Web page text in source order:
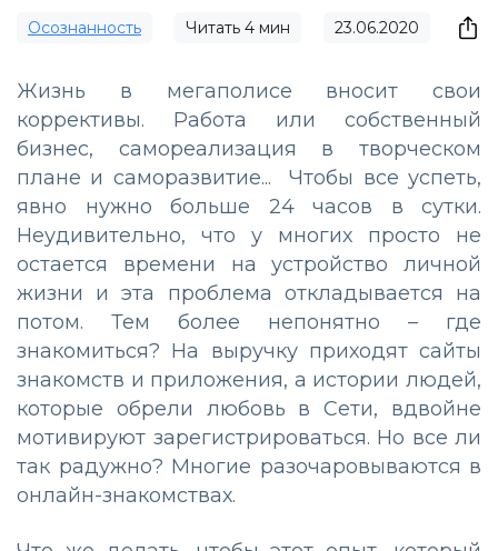
Осознанность Читать 4 мин 23.06.2020
Жизнь в мегаполисе вносит свои
коррективы. Работа или собственный
бизнес, самореализация в творческом
плане и саморазвитие... Чтобы все успеть,
явно нужно больше 24 часов в сутки.
Неудивительно, что у многих просто не
остается времени на устройство личной
жизни и эта проблема откладывается на
потом. Тем более непонятно – где
знакомиться? На выручку приходят сайты
знакомств и приложения, а истории людей,
которые обрели любовь в Сети, вдвойне
мотивируют зарегистрироваться. Но все ли
так радужно? Многие разочаровываются в
онлайн-знакомствах.